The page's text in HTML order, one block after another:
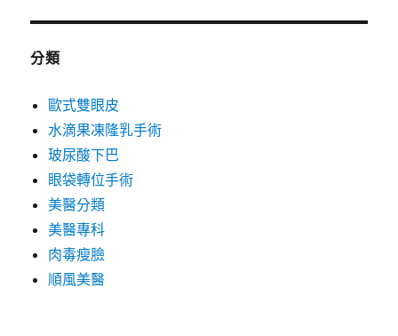
分類
歐式雙眼皮
水滴果凍隆乳手術
玻尿酸下巴
眼袋轉位手術
美醫分類
美醫專科
肉毒瘦臉
順風美醫